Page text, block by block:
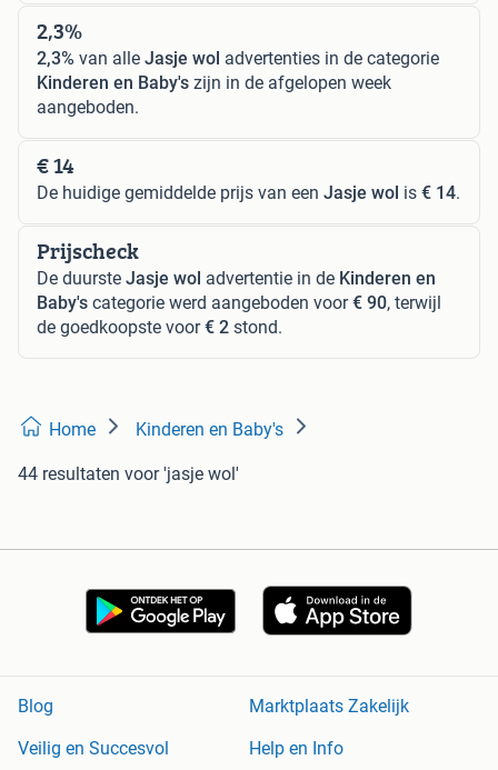
2,3%
2,3% van alle Jasje wol advertenties in de categorie
Kinderen en Baby's zijn in de afgelopen week
aangeboden.
€ 14
De huidige gemiddelde prijs van een Jasje wol is € 14.
Prijscheck
De duurste Jasje wol advertentie in de Kinderen en
Baby's categorie werd aangeboden voor€ 90, terwijl
de goedkoopste voor€ 2 stond.
Home Kinderen en Baby's
44 resultaten voor 'jasje wol'
Blog
Marktplaats Zakelijk
Veilig en Succesvol
Help en Info